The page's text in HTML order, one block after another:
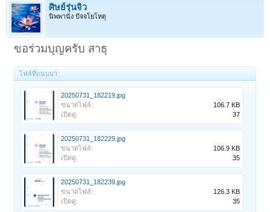
ศิษย์รุ่นจิ๋ว
นิพพานัง ปัจจโยโหตุ
ขอร่วมบุญครับ สาธุ
ไฟล์ที่แนบมา:
20250731_182219.jpg
ขนาดไฟล์:
106.7 KB
เปิดดู:
37
20250731_182229.jpg
ขนาดไฟล์:
106.9 KB
เปิดดู:
35
20250731_182239.jpg
ขนาดไฟล์:
126.3 KB
เปิดดู:
35